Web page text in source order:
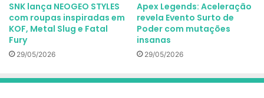
SNK lança NEOGEO STYLES
com roupas inspiradas em
KOF, Metal Slug e Fatal
Fury
29/05/2026
Apex Legends: Aceleração
revela Evento Surto de
Poder com mutações
insanas
29/05/2026